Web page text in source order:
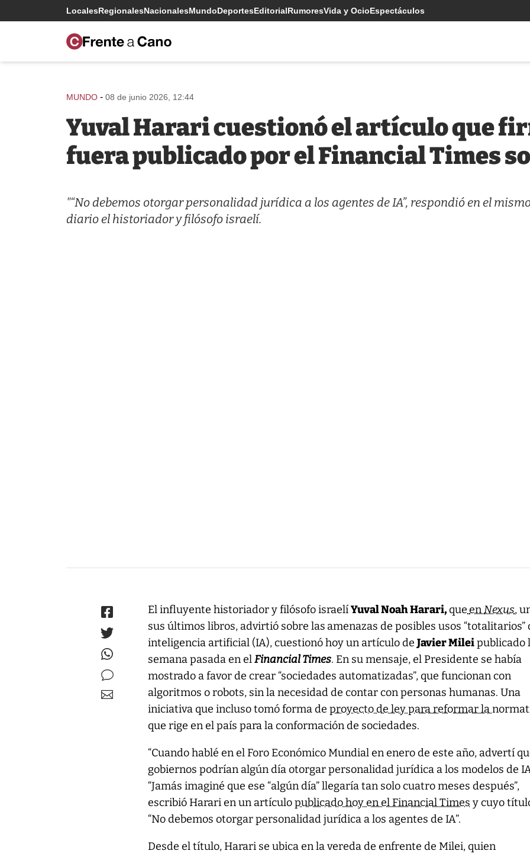
LocalesRegionalesNacionalesMundoDeportesEditorialRumoresVida y OcioEspectáculos
MUNDO - 08 de junio 2026, 12:44
Yuval Harari cuestionó el artículo que
fuera publicado por el Financial Times
"“No debemos otorgar personalidad jurídica a los agentes de IA”, respondió en el
diario el historiador y filósofo israelí.
El influyente historiador y filósofo israelíYuval Noah Harari,queenNexus,
sus últimos libros, advirtió sobre las amenazas de posibles usos “totalitarios”
inteligencia artificial (IA), cuestionó hoy un artículo deJavier Mileipublicado
semana pasada en elFinancial Times. En su mensaje, el Presidente se había
mostrado a favor de crear “sociedades automatizadas”, que funcionan con
algoritmos o robots, sin la necesidad de contar con personas humanas. Una
iniciativa que incluso tomó forma deproyecto de ley para reformar la
que rige en el país para la conformación de sociedades.
“Cuando hablé en el Foro Económico Mundial en enero de este año, advertí
gobiernos podrían algún día otorgar personalidad jurídica a los modelos de
“Jamás imaginé que ese “algún día” llegaría tan solo cuatro meses después”,
escribió Harari en un artículopublicado hoy en el Financial Times y cuyo
“No debemos otorgar personalidad jurídica a los agentes de IA”.
Desde el título, Harari se ubica en la vereda de enfrente de Milei, quien